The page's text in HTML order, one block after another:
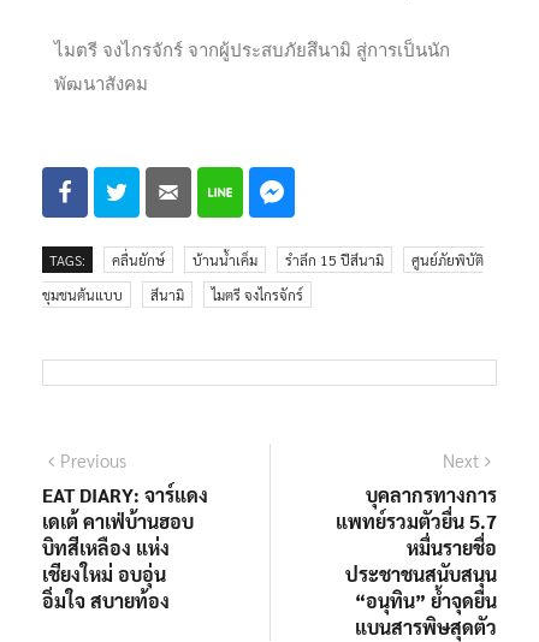
ไมตรี จงไกรจักร์ จากผู้ประสบภัยสึนามิ สู่การเป็นนัก
พัฒนาสังคม
TAGS: คลื่นยักษ์ บ้านน้ำเค็ม รำลึก 15 ปีสึนามิ
ศูนย์ภัยพิบัติ
ชุมชนต้นแบบ
สึนามิ ไมตรี จงไกรจักร์
Previous
EAT DIARY: จาร์แดง
เดเต้ คาเฟ่บ้านฮอบ
บิทสีเหลือง แห่ง
เชียงใหม่ อบอุ่น
อิ่มใจ สบายท้อง
Next
บุคลากรทางการ
แพทย์รวมตัวยื่น 5.7
หมื่นรายชื่อ
ประชาชนสนับสนุน
“อนุทิน” ย้ำจุดยืน
แบนสารพิษสุดตัว